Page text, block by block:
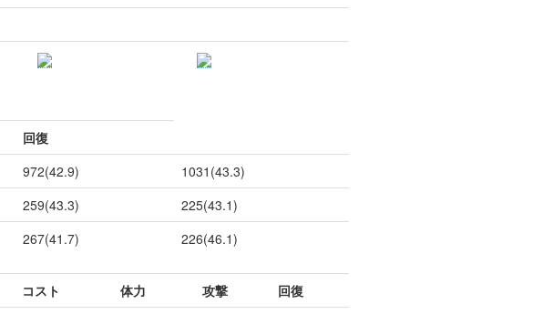
回復
972(42.9)
1031(43.3)
259(43.3)
225(43.1)
267(41.7) 226(46.1)
コスト 体力 攻撃
回復